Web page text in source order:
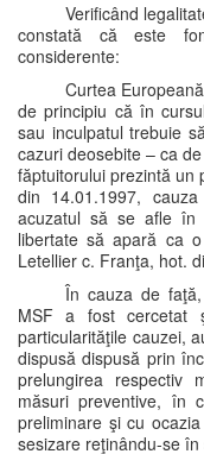
Verificând
constată că este
considerente:
Curtea
de principiu că în
sau inculpatul trebuie
cazuri deosebite – ca
făptuitorului prezintă un
din 14.01.1997,
acuzatul să se afle în
libertate să apară ca
Letellier c. Franţa, hot.
În cauza de
MSF a fost cercetat
particularităţile cauzei,
dispusă dispusă prin
prelungirea respectiv
măsuri preventive, în
preliminare şi cu
sesizare reţinându-se